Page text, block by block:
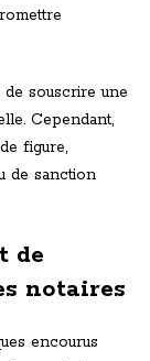
souscrire une
Cependant,
figure,
de sanction
de
notaires
encourus